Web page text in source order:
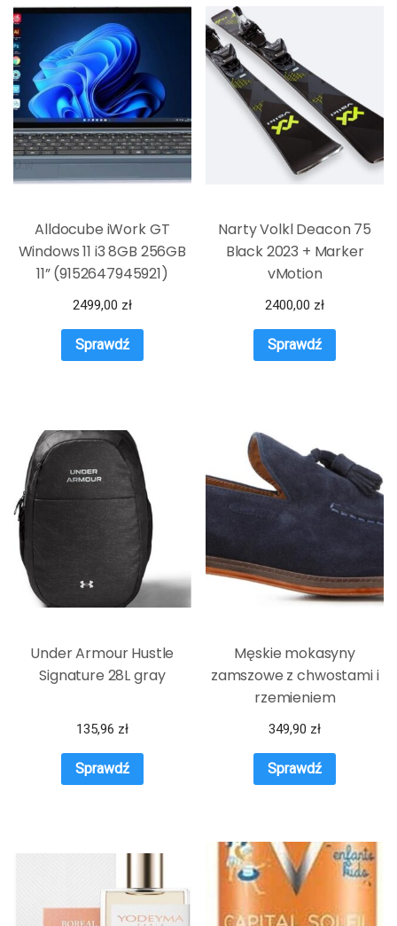
Alldocube iWork GT
Windows 11 i3 8GB 256GB
11” (9152647945921)
2499,00 zł
Sprawdź
Narty Volkl Deacon 75
Black 2023 + Marker
vMotion
2400,00 zł
Sprawdź
Under Armour Hustle
Signature 28L gray
135,96 zł
Sprawdź
Męskie mokasyny
zamszowe z chwostami i
rzemieniem
349,90 zł
Sprawdź